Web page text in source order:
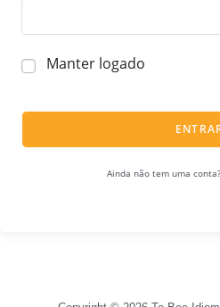
Manter logado
Ainda não tem uma conta?